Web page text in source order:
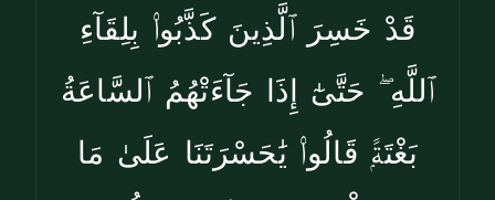
قَدْ خَسِرَ ٱلَّذِينَ كَذَّبُوا۟ بِلِقَآءِ
ٱللَّهِ ۖ حَتَّىٰٓ إِذَا جَآءَتْهُمُ ٱلسَّاعَةُ
بَغْتَةًۭ قَالُوا۟ يَٰحَسْرَتَنَا عَلَىٰ مَا